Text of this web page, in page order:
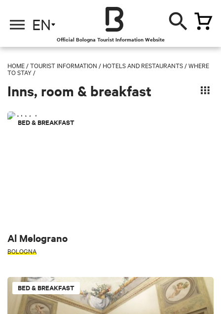
EN
Official Bologna Tourist Information Website
HOME /TOURIST INFORMATION / HOTELS AND RESTAURANTS /WHERE
TO STAY /
Inns, room & breakfast
BED & BREAKFAST
Al Melograno
BOLOGNA
BED & BREAKFAST